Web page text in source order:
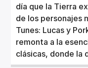
día que la Tierra
de los personajes
Tunes: Lucas y
remonta a la
clásicas, donde la